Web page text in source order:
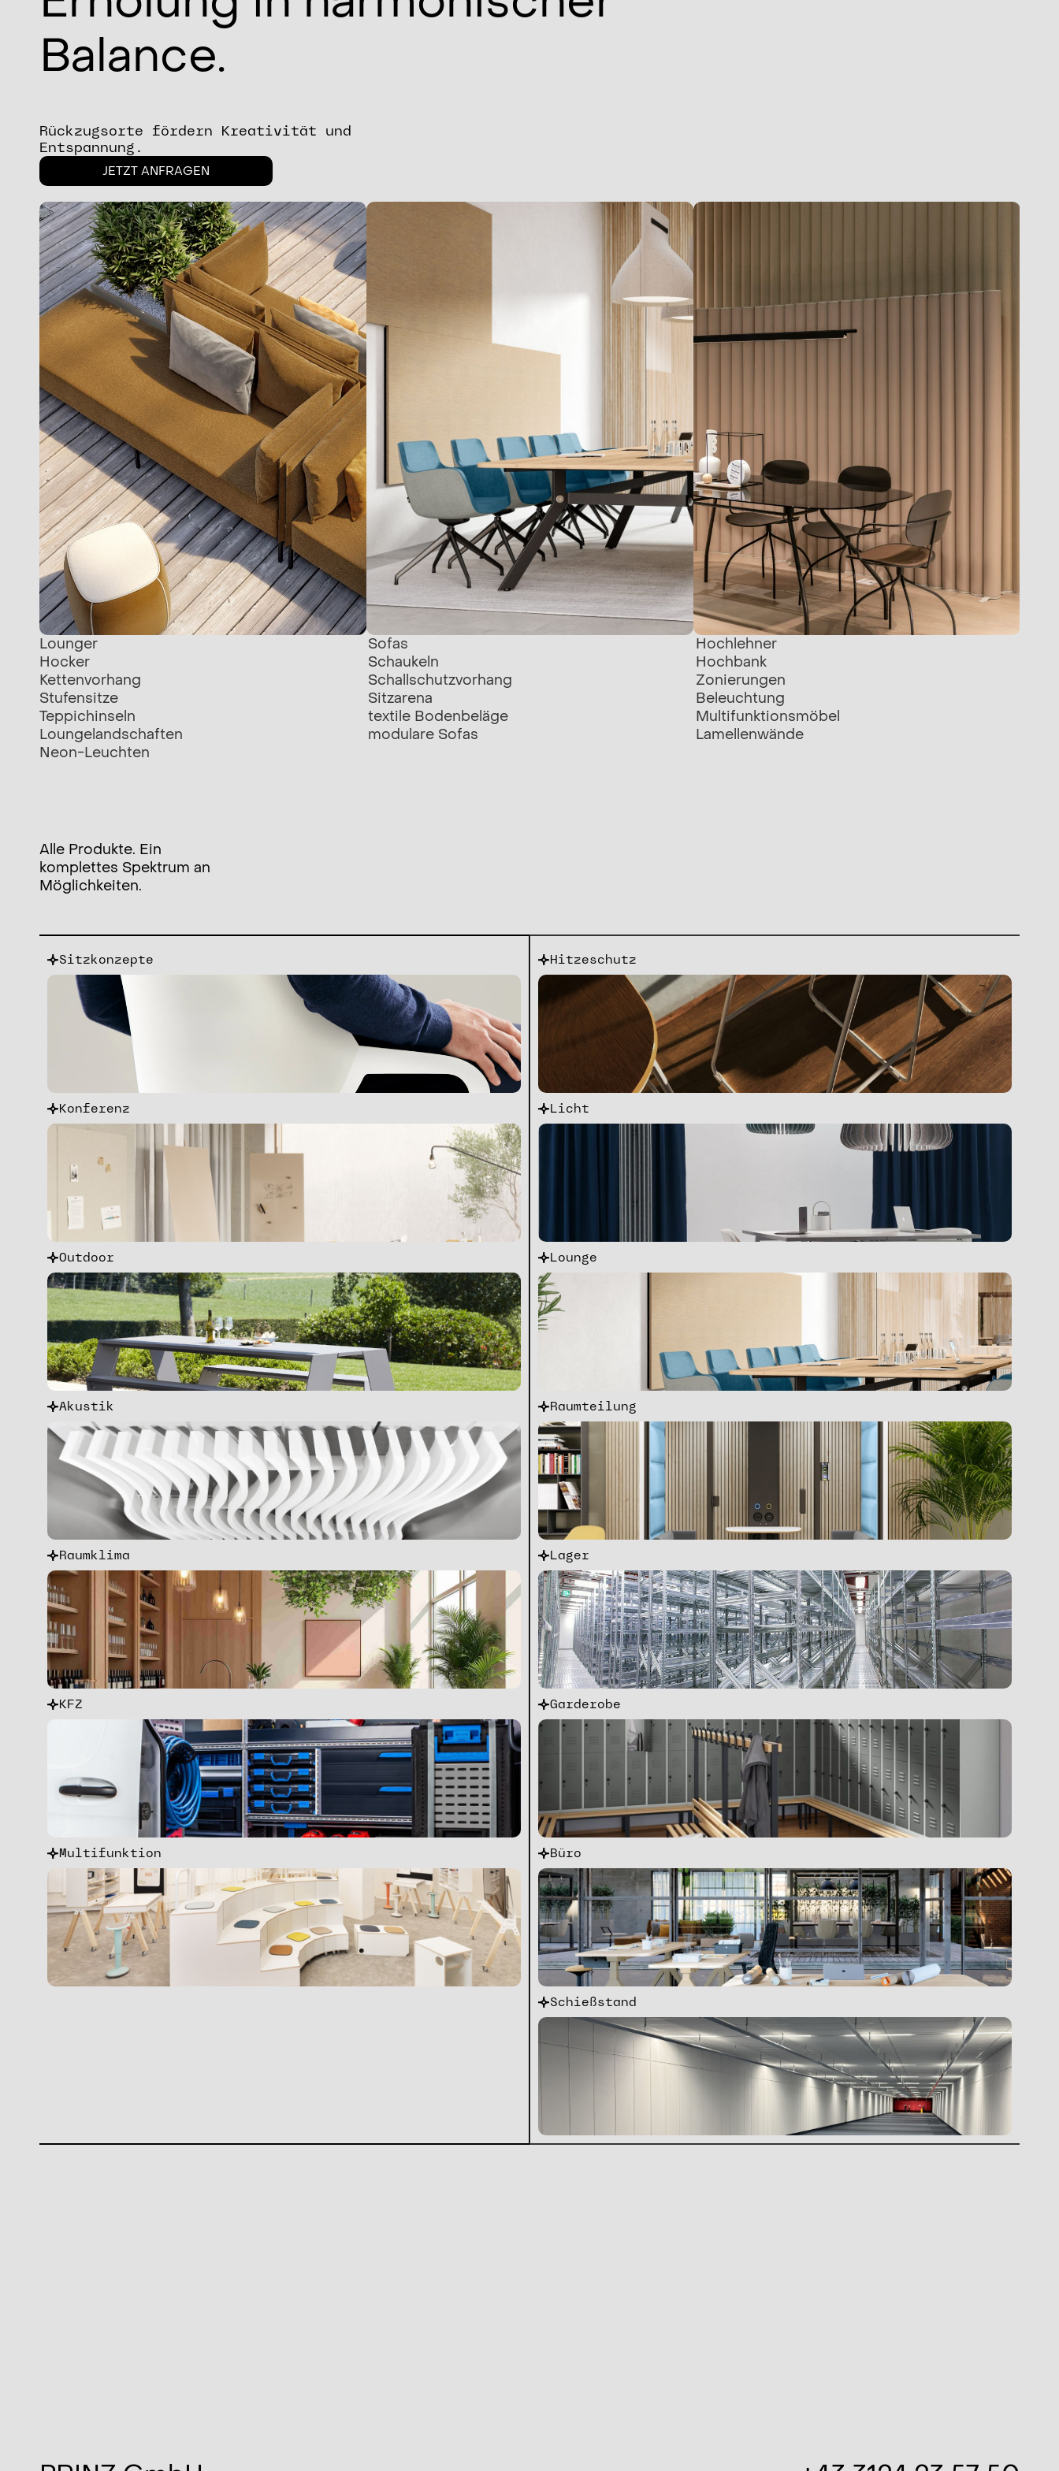
Balance.
Rückzugsorte fördern Kreativität und
Entspannung.
JETZT ANFRAGEN
Lounger Sofas
Hochlehner
Hocker
Schaukeln
Hochbank
Kettenvorhang
Schallschutzvorhang
Zonierungen
Stufensitze
Sitzarena
Beleuchtung
Teppichinseln
textile Bodenbeläge
Multifunktionsmöbel
Loungelandschaften
modulare Sofas
Lamellenwände
Neon-Leuchten
Alle Produkte. Ein
komplettes Spektrum an
Möglichkeiten.
Sitzkonzepte
Konferenz
Outdoor
Akustik
Raumklima
KFZ
Multifunktion
Hitzeschutz
Licht
Lounge
Raumteilung
Lager
Garderobe
Büro
Schießstand